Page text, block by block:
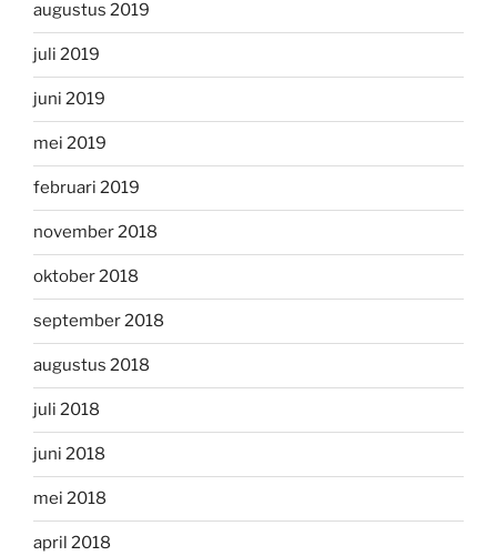
augustus 2019
juli 2019
juni 2019
mei 2019
februari 2019
november 2018
oktober 2018
september 2018
augustus 2018
juli 2018
juni 2018
mei 2018
april 2018